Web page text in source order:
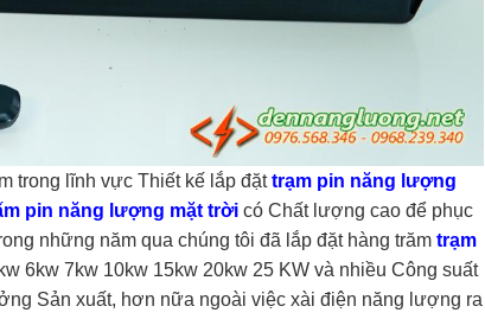
trong lĩnh vực Thiết kế lắp đặttrạm pin năng lượng
pin năng lượng mặt trời có Chất lượng cao để phục
những năm qua chúng tôi đã lắp đặt hàng trăm trạm
6kw 7kw 10kw 15kw 20kw 25 KW và nhiều Công suất
Sản xuất, hơn nữa ngoài việc xài điện năng lượng ra